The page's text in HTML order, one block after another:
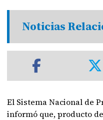
Noticias
El Sistema Nacional de
informó que, producto